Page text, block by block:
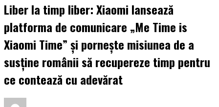
Liber la timp liber: Xiaomi lansează
platforma de comunicare „Me Time is
Xiaomi Time” și pornește misiunea de a
susține românii să recupereze timp pentru
ce contează cu adevărat